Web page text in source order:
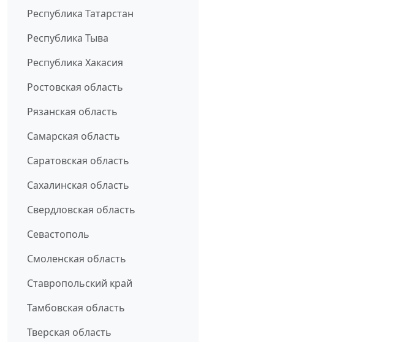
Республика Татарстан
Республика Тыва
Республика Хакасия
Ростовская область
Рязанская область
Самарская область
Саратовская область
Сахалинская область
Свердловская область
Севастополь
Смоленская область
Ставропольский край
Тамбовская область
Тверская область